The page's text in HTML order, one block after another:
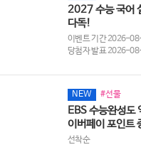
2027 수능 국어
다독!
이벤트 기간 2026-
당첨자 발표 2026-
NEW #선물
EBS 수능완성도
이버페이 포인트
선착순